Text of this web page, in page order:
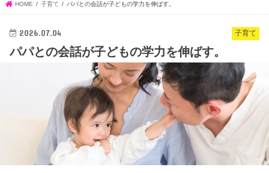
HOME 子育て パパとの会話が子どもの学力を伸ばす。
子育て
2026.07.04
パパとの会話が子どもの学力を伸ばす。